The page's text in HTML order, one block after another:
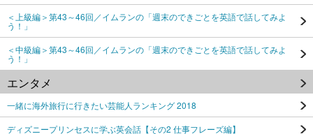
＜上級編＞第43～46回／イムランの「週末のできごとを英語で話してみよ
う！」
＜中級編＞第43～46回／イムランの「週末のできごとを英語で話してみよ
う！」
エンタメ
一緒に海外旅行に行きたい芸能人ランキング 2018
ディズニープリンセスに学ぶ英会話【その2 仕事フレーズ編】